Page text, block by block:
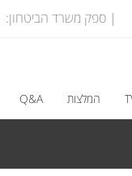
| ספק משרד הביטחון: 11004751 | עקבו אחרינו:
המלצות Q&A